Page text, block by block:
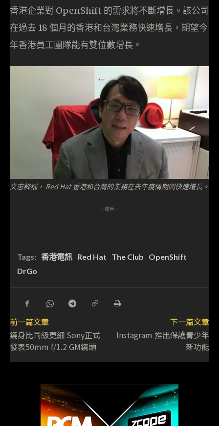
香港企業對 OpenShift 的需求將不斷增長。該公司
在過去 18 個月的香港和台灣業務快速增長，期望今
年香港員工團隊能有雙位數增長。
文志鋒稱， Red Hat 香港和台灣的業務在去年疫情期間快速增長。
- 廣告 -
Tags: 香港電訊 Red Hat The Club
OpenShift
DrGo
前一篇文章
鏡身比同級更細 Sony正式
發表50mm f/1.2 GM鏡頭
下一篇文章
Instagram 推出保護青少年
新功能